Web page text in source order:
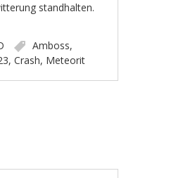
standhalten.
Amboss,
,Crash, Meteorit